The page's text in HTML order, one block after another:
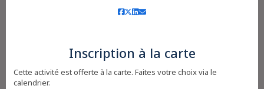
Inscription à la carte
Cette activité est offerte à la carte. Faites votre choix via le
calendrier.